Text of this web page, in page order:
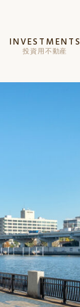
INVESTMENTS
投資用不動産